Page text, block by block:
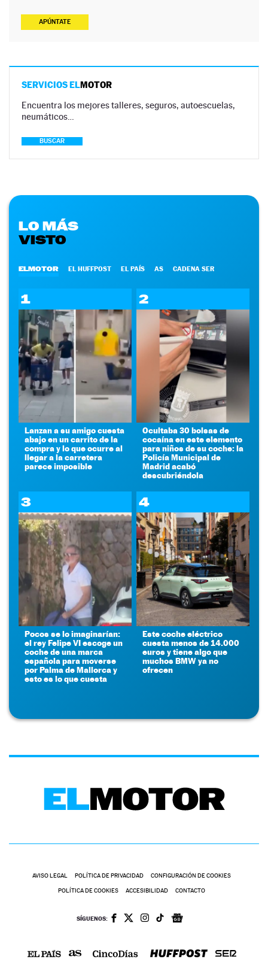
APÚNTATE
SERVICIOS ELMOTOR
Encuentra los mejores talleres, seguros, autoescuelas,
neumáticos…
BUSCAR
LO MÁS
VISTO
ELMOTOR EL HUFFPOST EL PAÍS AS CADENA SER
1
Lanzan a su amigo cuesta
abajo en un carrito de la
compra y lo que ocurre al
llegar a la carretera
parece imposible
2
Ocultaba 30 bolsas de
cocaína en este elemento
para niños de su coche: la
Policía Municipal de
Madrid acabó
descubriéndola
3
Pocos se lo imaginarían:
el rey Felipe VI escoge un
coche de una marca
española para moverse
por Palma de Mallorca y
esto es lo que cuesta
4
Este coche eléctrico
cuesta menos de 14.000
euros y tiene algo que
muchos BMW ya no
ofrecen
AVISO LEGAL POLÍTICA DE PRIVACIDAD CONFIGURACIÓN DE COOKIES
POLÍTICA DE COOKIES ACCESIBILIDAD CONTACTO
SÍGUENOS: